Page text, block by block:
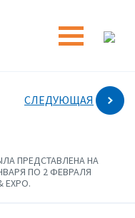
СЛЕДУЮЩАЯ
ПРЕДСТАВЛЕНА НА
ПО 2 ФЕВРАЛЯ
EXPO.